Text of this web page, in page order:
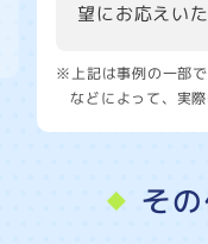
望にお応えいた
※上記は事例の一部
などによって、実
そ